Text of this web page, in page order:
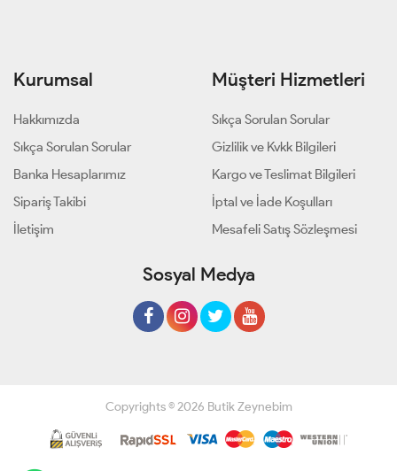
Kurumsal
Hakkımızda
Sıkça Sorulan Sorular
Banka Hesaplarımız
Sipariş Takibi
İletişim
Müşteri Hizmetleri
Sıkça Sorulan Sorular
Gizlilik ve Kvkk Bilgileri
Kargo ve Teslimat Bilgileri
İptal ve İade Koşulları
Mesafeli Satış Sözleşmesi
Sosyal Medya
Copyrights © 2026 Butik Zeynebim